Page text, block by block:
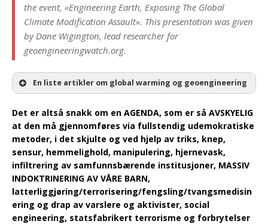
the event, «Engineering Earth, Exposing The Global
Climate Modification Assault». This presentation was given
by Dane Wigington, lead researcher for
geoengineeringwatch.org.
En liste artikler om global warming og geoengineering
Det er altså snakk om en AGENDA, som er så AVSKYELIG
at den må gjennomføres via fullstendig udemokratiske
metoder, i det skjulte og ved hjelp av triks, knep,
sensur, hemmelighold, manipulering, hjernevask,
infiltrering av samfunnsbærende institusjoner, MASSIV
INDOKTRINERING AV VÅRE BARN,
latterliggjøring/terrorisering/fengsling/tvangsmedisin
ering og drap av varslere og aktivister, social
engineering, statsfabrikert terrorisme og forbrytelser